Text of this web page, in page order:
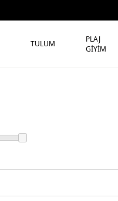
TULUM
PLAJ
GİYİM